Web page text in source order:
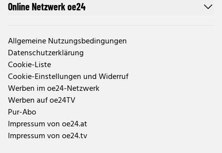
Online Netzwerk oe24
Allgemeine Nutzungsbedingungen
Datenschutzerklärung
Cookie-Liste
Cookie-Einstellungen und Widerruf
Werben im oe24-Netzwerk
Werben auf oe24TV
Pur-Abo
Impressum von oe24.at
Impressum von oe24.tv